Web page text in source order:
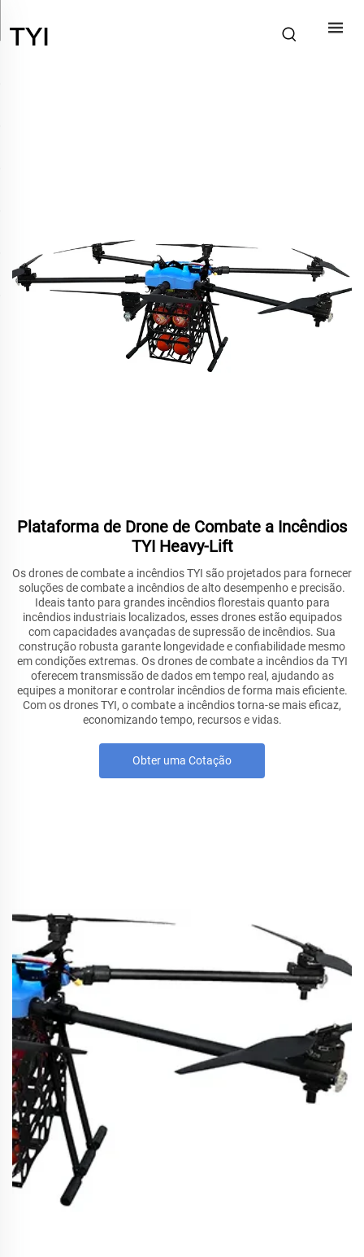
Plataforma de Drone de Combate a Incêndios
TYI Heavy-Lift
Os drones de combate a incêndios TYI são projetados para fornecer
soluções de combate a incêndios de alto desempenho e precisão.
Ideais tanto para grandes incêndios florestais quanto para
incêndios industriais localizados, esses drones estão equipados
com capacidades avançadas de supressão de incêndios. Sua
construção robusta garante longevidade e confiabilidade mesmo
em condições extremas. Os drones de combate a incêndios da TYI
oferecem transmissão de dados em tempo real, ajudando as
equipes a monitorar e controlar incêndios de forma mais eficiente.
Com os drones TYI, o combate a incêndios torna-se mais eficaz,
economizando tempo, recursos e vidas.
Obter uma Cotação